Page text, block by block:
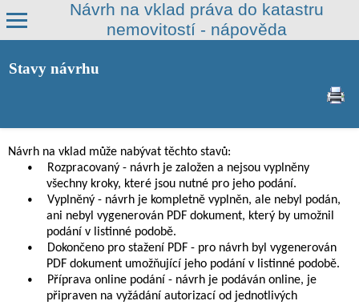
Návrh na vklad práva do katastru
nemovitostí - nápověda
Stavy návrhu
Návrh na vklad může nabývat těchto stavů:
•
Rozpracovaný - návrh je založen a nejsou vyplněny
všechny kroky, které jsou nutné pro jeho podání.
•
Vyplněný - návrh je kompletně vyplněn, ale nebyl podán,
ani nebyl vygenerován PDF dokument, který by umožnil
podání v listinné podobě.
•
Dokončeno pro stažení PDF - pro návrh byl vygenerován
PDF dokument umožňující jeho podání v listinné podobě.
•
Příprava online podání - návrh je podáván online, je
připraven na vyžádání autorizací od jednotlivých